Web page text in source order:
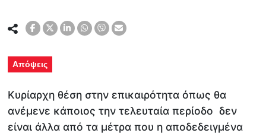
Απόψεις
Κυρίαρχη θέση στην επικαιρότητα όπως θα
ανέμενε κάποιος την τελευταία περίοδο δεν
είναι άλλα από τα μέτρα που η αποδεδειγμένα